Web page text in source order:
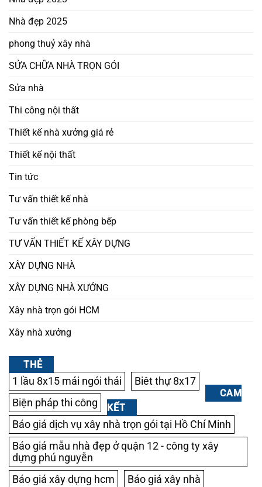
Nhà đẹp 2025
phong thuỷ xây nhà
SỬA CHỮA NHÀ TRỌN GÓI
Sửa nhà
Thi công nội thất
Thiết kế nhà xưởng giá rẻ
Thiết kế nội thất
Tin tức
Tư vấn thiết kế nhà
Tư vấn thiết kế phòng bếp
TƯ VẤN THIẾT KẾ XÂY DỰNG
XÂY DỰNG NHÀ
XÂY DỰNG NHÀ XƯỞNG
Xây nhà trọn gói HCM
Xây nhà xưởng
THẺ
1 lầu 8x15 mái ngói thái
Biêt thự 8x17
Biện pháp thi công
Báo giá dịch vụ xây nhà trọn gói tại Hồ Chí Minh
Báo giá mẫu nhà đẹp ở quận 12 - công ty xây
dựng phú nguyễn
Báo giá xây dựng hcm
Báo giá xây nhà
CAM
KẾT